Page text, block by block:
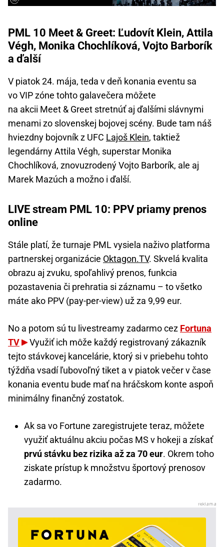
PML 10 Meet & Greet: Ľudovít Klein, Attila
Végh, Monika Chochlíková, Vojto Barborík
a ďalší
V piatok 24. mája, teda v deň konania eventu sa
vo VIP zóne tohto galavečera môžete
na akcii Meet & Greet stretnúť aj ďalšími slávnymi
menami zo slovenskej bojovej scény. Bude tam náš
hviezdny bojovník z UFC Lajoš Klein, taktiež
legendárny Attila Végh, superstar Monika
Chochlíková, znovuzrodený Vojto Barborík, ale aj
Marek Mazúch a možno i ďalší.
LIVE stream PML 10: PPV priamy prenos
online
Stále platí, že turnaje PML vysiela naživo platforma
partnerskej organizácie Oktagon.TV. Skvelá kvalita
obrazu aj zvuku, spoľahlivý prenos, funkcia
pozastavenia či prehratia si záznamu – to všetko
máte ako PPV (pay-per-view) už za 9,99 eur.
No a potom sú tu livestreamy zadarmo cez Fortuna
TV
Využiť ich môže každý registrovaný zákazník
tejto stávkovej kancelárie, ktorý si v priebehu tohto
týždňa vsadí ľubovoľný tiket a v piatok večer v čase
konania eventu bude mať na hráčskom konte aspoň
minimálny finančný zostatok.
Ak sa vo Fortune zaregistrujete teraz, môžete
využiť aktuálnu akciu počas MS v hokeji a získať
prvú stávku bez rizika až za 70 eur. Okrem toho
ziskate prístup k množstvu športový prenosov
zadarmo.